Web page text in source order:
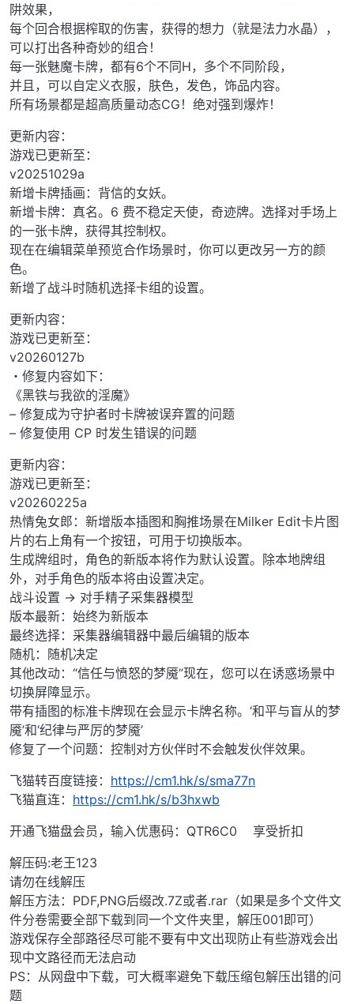
阱效果，
每个回合根据榨取的伤害，获得的想力（就是法力水晶），
可以打出各种奇妙的组合！
每一张魅魔卡牌，都有6个不同H，多个不同阶段，
并且，可以自定义衣服，肤色，发色，饰品内容。
所有场景都是超高质量动态CG！绝对强到爆炸！
更新内容：
游戏已更新至：
v20251029a
新增卡牌插画：背信的女妖。
新增卡牌：真名。6 费不稳定天使，奇迹牌。选择对手场上
的一张卡牌，获得其控制权。
现在在编辑菜单预览合作场景时，你可以更改另一方的颜
色。
新增了战斗时随机选择卡组的设置。
更新内容：
游戏已更新至：
v20260127b
・修复内容如下：
《黑铁与我欲的淫魔》
– 修复成为守护者时卡牌被误弃置的问题
– 修复使用 CP 时发生错误的问题
更新内容：
游戏已更新至：
v20260225a
热情兔女郎：新增版本插图和胸推场景在Milker Edit卡片图
片的右上角有一个按钮，可用于切换版本。
生成牌组时，角色的新版本将作为默认设置。除本地牌组
外，对手角色的版本将由设置决定。
战斗设置 -> 对手精子采集器模型
版本最新：始终为新版本
最终选择：采集器编辑器中最后编辑的版本
随机：随机决定
其他改动：“信任与愤怒的梦魇”现在，您可以在诱惑场景中
切换屏障显示。
带有插图的标准卡牌现在会显示卡牌名称。‘和平与盲从的梦
魇’和‘纪律与严厉的梦魇’
修复了一个问题：控制对方伙伴时不会触发伙伴效果。
飞猫转百度链接： https://cm1.hk/s/sma77n
飞猫直连： https://cm1.hk/s/b3hxwb
开通飞猫盘会员，输入优惠码：QTR6C0 享受折扣
解压码:老王123
请勿在线解压
解压方法：PDF,PNG后缀改.7Z或者.rar（如果是多个文件文
件分卷需要全部下载到同一个文件夹里，解压001即可）
游戏保存全部路径尽可能不要有中文出现防止有些游戏会出
现中文路径而无法启动
PS：从网盘中下载，可大概率避免下载压缩包解压出错的问
题